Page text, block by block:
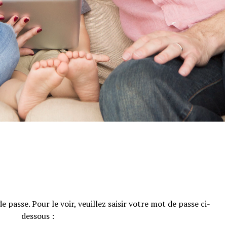
passe. Pour le voir, veuillez saisir votre mot de passe ci-
dessous :